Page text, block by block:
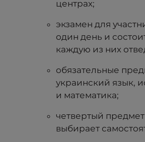
центрах;
экзамен для
один день и
каждую из них
обязательные
украинский язык,
и математика;
четвертый
выбирает